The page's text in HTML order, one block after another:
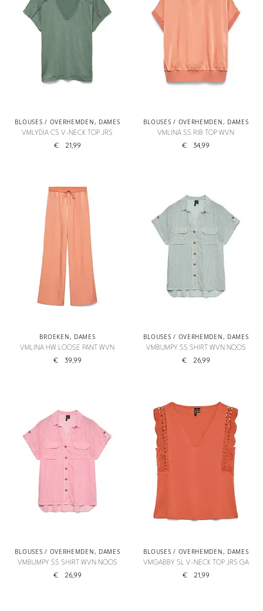
BLOUSES / OVERHEMDEN, DAMES
VMLYDIA CS V-NECK TOP JRS
€ 21,99
BLOUSES / OVERHEMDEN, DAMES
VMLINA SS RIB TOP WVN
€ 34,99
BROEKEN, DAMES
VMLINA HW LOOSE PANT WVN
€ 39,99
BLOUSES / OVERHEMDEN, DAMES
VMBUMPY SS SHIRT WVN NOOS
€ 26,99
BLOUSES / OVERHEMDEN, DAMES
VMBUMPY SS SHIRT WVN NOOS
€ 26,99
BLOUSES / OVERHEMDEN, DAMES
VMGABBY SL V-NECK TOP JRS GA
€ 21,99